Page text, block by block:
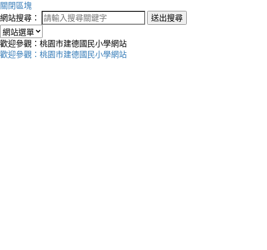
關閉區塊
網站搜尋：
送出搜尋
歡迎參觀：桃園市建德國民小學網站
歡迎參觀：桃園市建德國民小學網站